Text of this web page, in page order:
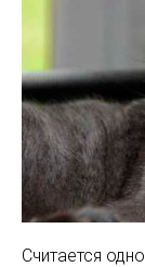
Считается